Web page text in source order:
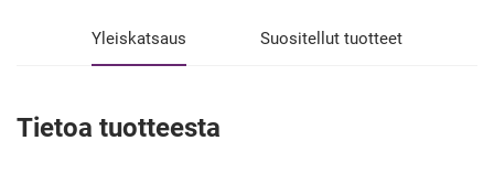
Yleiskatsaus Suositellut tuotteet
Tietoa tuotteesta